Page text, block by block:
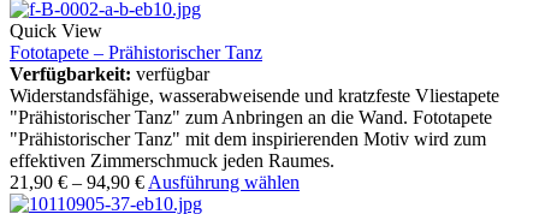
Quick View
Fototapete – Prähistorischer Tanz
Verfügbarkeit: verfügbar
Widerstandsfähige, wasserabweisende und kratzfeste Vliestapete
"Prähistorischer Tanz" zum Anbringen an die Wand. Fototapete
"Prähistorischer Tanz" mit dem inspirierenden Motiv wird zum
effektiven Zimmerschmuck jeden Raumes.
21,90 € – 94,90 € Ausführung wählen